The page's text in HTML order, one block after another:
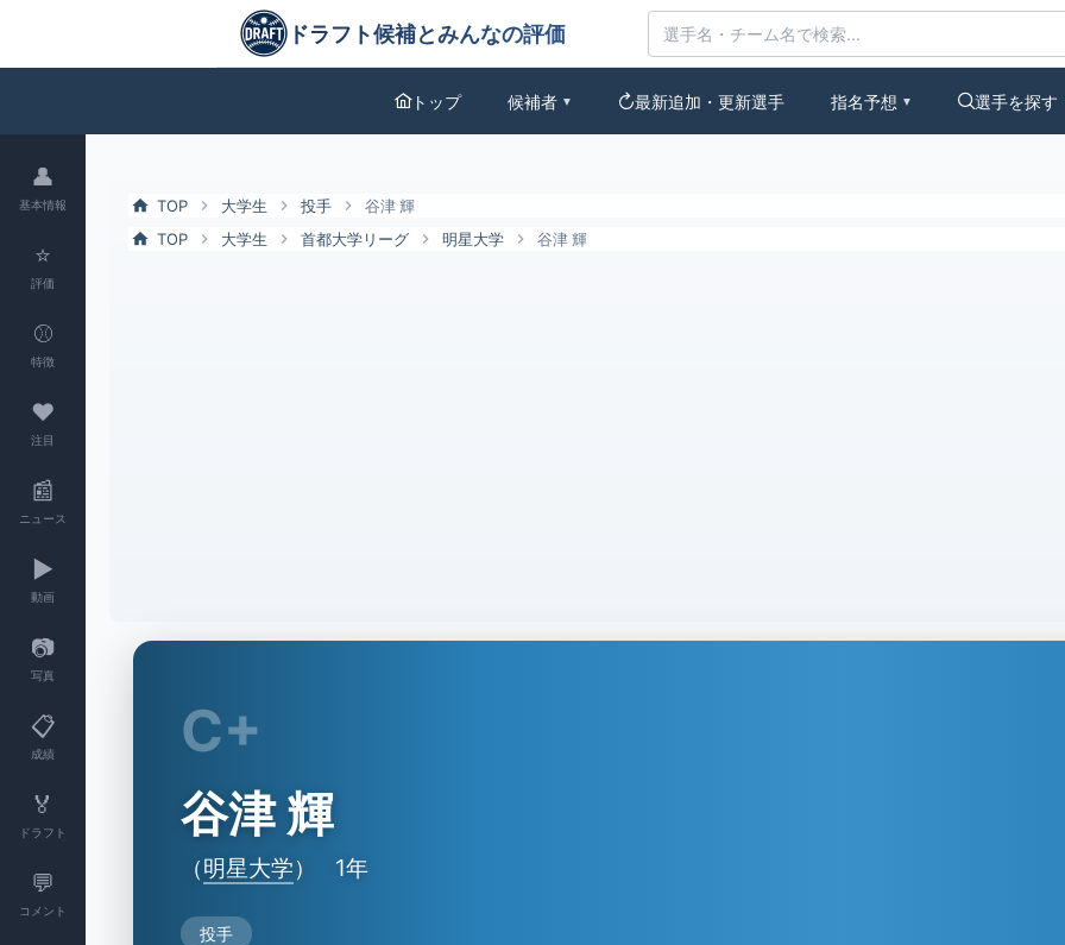
谷津 輝（明星大）の特徴とドラフト評価 | ドラフト候補とみんなの評価
ドラフト候補とみんなの評価
トップ 候補者 ▼ 最新追加・更新選手 指名予想 ▼ 選手を探す
👤
基本情報
⭐
評価
⚾
特徴
❤
注目
📰
ニュース
▶️
動画
📷
写真
📋
成績
🏅
ドラフト
💬
コメント
TOP 大学生 投手
谷津 輝
TOP
大学生 首都大学リーグ 明星大学 谷津 輝
C+
谷津 輝
（明星大学） 1年
投手